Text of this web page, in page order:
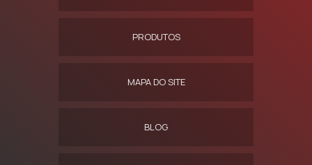
PRODUTOS
MAPA DO SITE
BLOG